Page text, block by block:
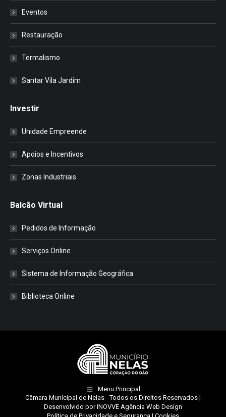
Eventos
Restauração
Termalismo
Santar Vila Jardim
Investir
Unidade Empreende
Apoios e Incentivos
Zonas Industriais
Balcão Virtual
Pedidos de Informação
Serviços Online
Sistema de Informação Geográfica
Biblioteca Online
Menu Principal
Câmara Municipal de Nelas - Todos os Direitos Reservados |
Desenvolvido porINOVVE Agência Web Design